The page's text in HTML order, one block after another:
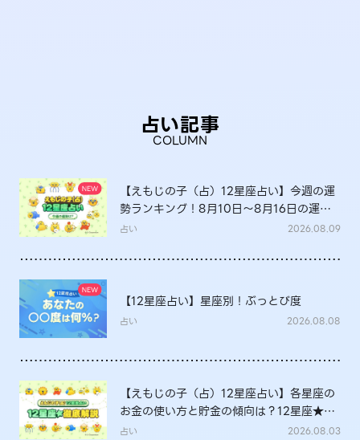
占い記事
COLUMN
【えもじの子（占）12星座占い】今週の運
勢ランキング！8月10日～8月16日の運勢
は？
占い 2026.08.09
【12星座占い】星座別！ぶっとび度
占い 2026.08.08
【えもじの子（占）12星座占い】各星座の
お金の使い方と貯金の傾向は？12星座★徹
底解説
占い 2026.08.03